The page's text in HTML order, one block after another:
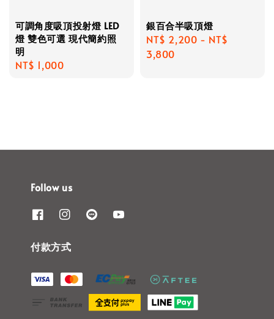
可調角度吸頂投射燈 LED
燈 雙色可選 現代簡約照
明
Regular
NT$ 1,000
銀百合半吸頂燈
Regular
price
NT$ 2,200 - NT$
3,800
Follow us
付款方式